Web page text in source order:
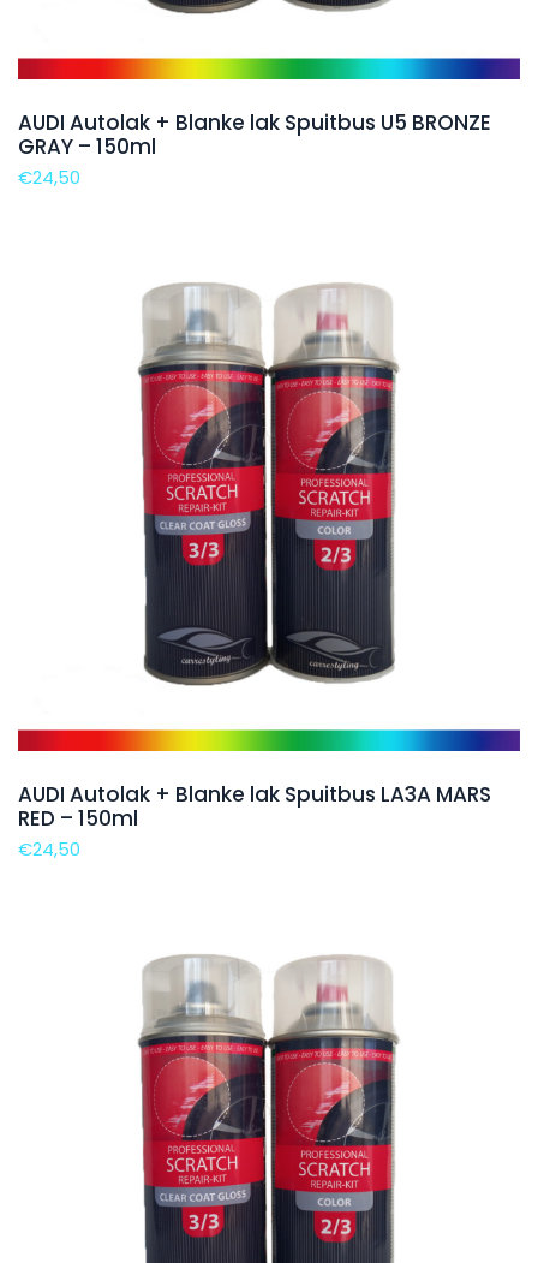
AUDI Autolak + Blanke lak Spuitbus U5 BRONZE
GRAY – 150ml
€24,50
AUDI Autolak + Blanke lak Spuitbus LA3A MARS
RED – 150ml
€24,50